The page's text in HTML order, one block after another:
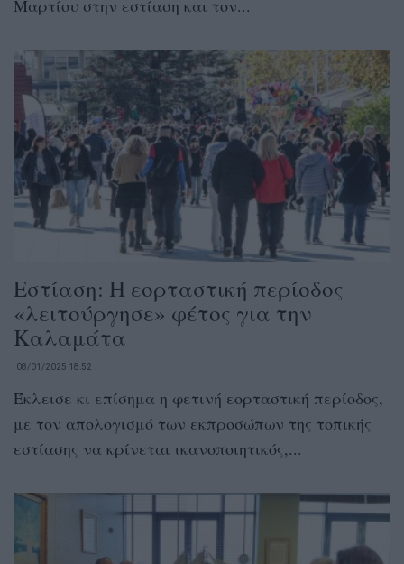
Μαρτίου στην εστίαση και τον...
Εστίαση: Η εορταστική περίοδος
«λειτούργησε» φέτος για την
Καλαμάτα
08/01/2025 18:52
Έκλεισε κι επίσημα η φετινή εορταστική περίοδος,
με τον απολογισμό των εκπροσώπων της τοπικής
εστίασης να κρίνεται ικανοποιητικός,...